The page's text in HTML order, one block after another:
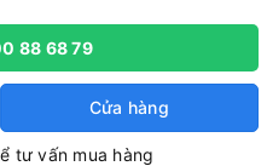
88 68 79
Cửa hàng
tư vấn mua hàng